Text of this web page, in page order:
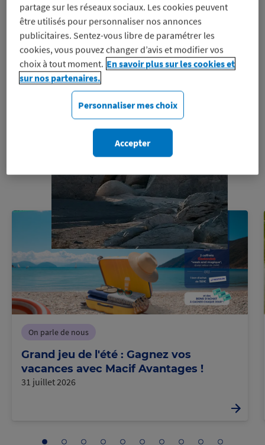
Le Blog
Macif Avantages
Je découvre
On parle de nous
Grand jeu de l'été : Gagnez vos
vacances avec Macif Avantages !
31 juillet 2026
partage sur les réseaux sociaux. Les cookies peuvent
être utilisés pour personnaliser nos annonces
publicitaires. Sentez-vous libre de paramétrer les
cookies, vous pouvez changer d’avis et modifier vos
choix à tout moment. En savoir plus sur les cookies et
sur nos partenaires.
Personnaliser mes choix
Accepter